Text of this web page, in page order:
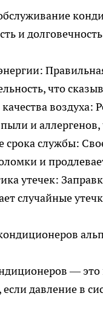
и
что
воздуха:
и аллергенов,
срока службы:
и
утечек:
случайные
— это
давление в